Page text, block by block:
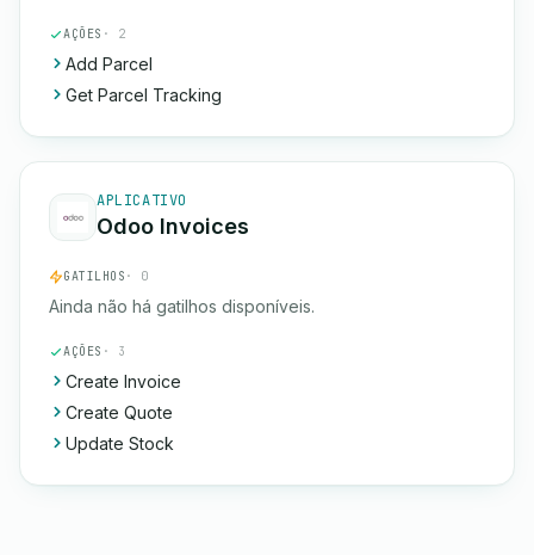
AÇÕES · 2
Add Parcel
Get Parcel Tracking
APLICATIVO
Odoo Invoices
GATILHOS · 0
Ainda não há gatilhos disponíveis.
AÇÕES · 3
Create Invoice
Create Quote
Update Stock